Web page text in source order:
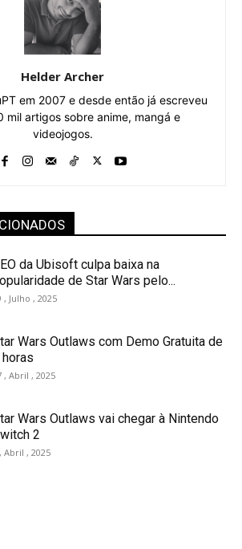
Helder Archer
em 2007 e desde então já escreveu
mil artigos sobre anime, mangá e
videojogos.
da Ubisoft culpa baixa na
de Star Wars pelo...
, Julho , 2025
Wars Outlaws com Demo Gratuita de
, Abril , 2025
Wars Outlaws vai chegar à Nintendo
2
Abril , 2025